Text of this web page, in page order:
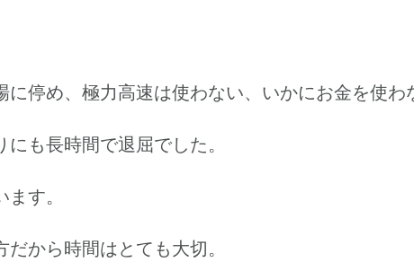
停め、極力高速は使わない、いかにお金を使わ
も長時間で退屈でした。
す。
から時間はとても大切。